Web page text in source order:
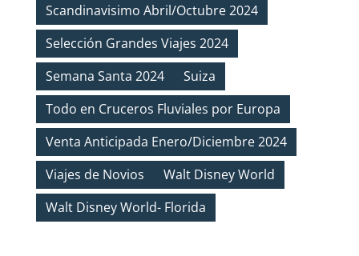
Scandinavisimo Abril/Octubre 2024
Selección Grandes Viajes 2024
Semana Santa 2024
Suiza
Todo en Cruceros Fluviales por Europa
Venta Anticipada Enero/Diciembre 2024
Viajes de Novios
Walt Disney World
Walt Disney World- Florida